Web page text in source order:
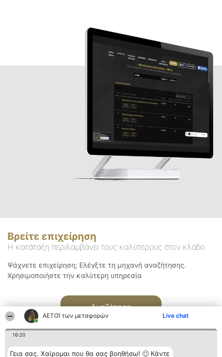
ΑΕΤΟΊ των μεταφορών Live chat
16:20
Γεια σας. Χαίρομαι που θα σας βοηθήσω! 🙂 Κάντε
Βρείτε επιχείρηση
Η κατάταξη περιλαμβάνει τους καλύτερους στον κλάδο
Ψάχνετε επιχείρηση; Ελέγξτε τη μηχανή αναζήτησης.
Χρησιμοποιήστε την καλύτερη υπηρεσία
Αναζήτηση